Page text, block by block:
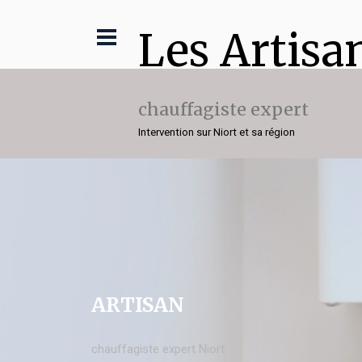
Les
chauffagiste expert
Intervention sur Niort et sa région
ARTISAN
chauffagiste expert Niort